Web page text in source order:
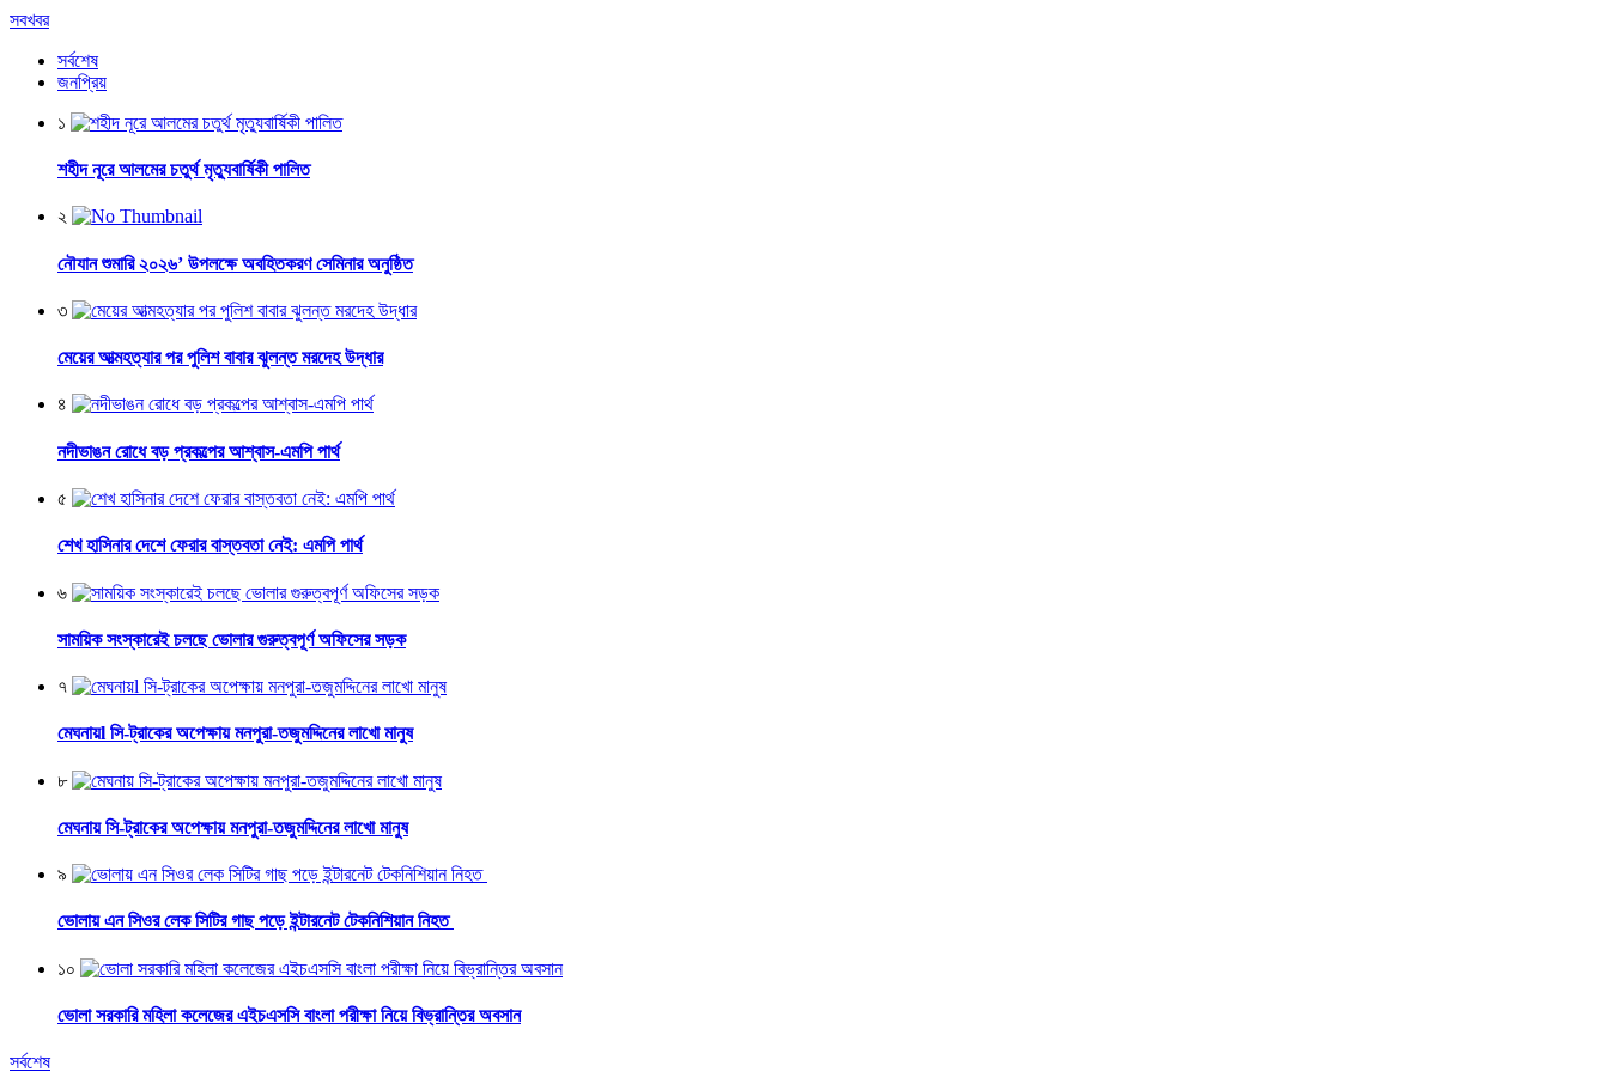
সবখবর
সর্বশেষ
জনপ্রিয়
১
শহীদ নূরে আলমের চতুর্থ মৃত্যুবার্ষিকী পালিত
২
নৌযান শুমারি ২০২৬’ উপলক্ষে অবহিতকরণ সেমিনার অনুষ্ঠিত
৩
মেয়ের আত্মহত্যার পর পুলিশ বাবার ঝুলন্ত মরদেহ উদ্ধার
৪
নদীভাঙন রোধে বড় প্রকল্পের আশ্বাস-এমপি পার্থ
৫
শেখ হাসিনার দেশে ফেরার বাস্তবতা নেই: এমপি পার্থ
৬
সাময়িক সংস্কারেই চলছে ভোলার গুরুত্বপূর্ণ অফিসের সড়ক
৭
মেঘনায়l সি-ট্রাকের অপেক্ষায় মনপুরা-তজুমদ্দিনের লাখো মানুষ
৮
মেঘনায় সি-ট্রাকের অপেক্ষায় মনপুরা-তজুমদ্দিনের লাখো মানুষ
৯
ভোলায় এন সিওর লেক সিটির গাছ পড়ে ইন্টারনেট টেকনিশিয়ান নিহত
১০
ভোলা সরকারি মহিলা কলেজের এইচএসসি বাংলা পরীক্ষা নিয়ে বিভ্রান্তির অবসান
সর্বশেষ